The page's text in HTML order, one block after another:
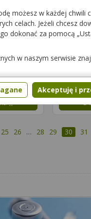
Sport +
diety
Dostępność
25 26 … 28 29 30 31
możesz w każdej chwili
celach. Jeżeli chcesz
dokonać za pomocą
w naszym serwisie
Akceptuję i